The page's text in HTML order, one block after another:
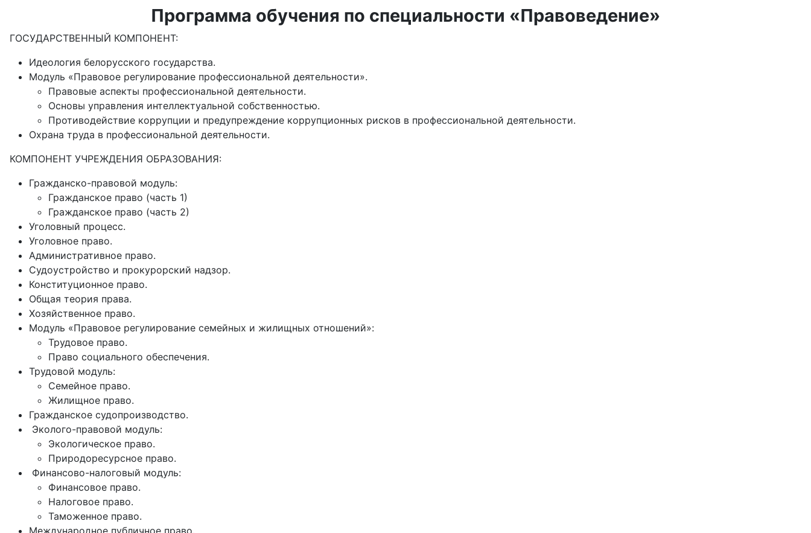
Программа обучения по специальности «Правоведение»
ГОСУДАРСТВЕННЫЙ КОМПОНЕНТ:
Идеология белорусского государства.
Модуль «Правовое регулирование профессиональной деятельности».
Правовые аспекты профессиональной деятельности.
Основы управления интеллектуальной собственностью.
Противодействие коррупции и предупреждение коррупционных рисков в профессиональной деятельности.
Охрана труда в профессиональной деятельности.
КОМПОНЕНТ УЧРЕЖДЕНИЯ ОБРАЗОВАНИЯ:
Гражданско-правовой модуль:
Гражданское право (часть 1)
Гражданское право (часть 2)
Уголовный процесс.
Уголовное право.
Административное право.
Судоустройство и прокурорский надзор.
Конституционное право.
Общая теория права.
Хозяйственное право.
Модуль «Правовое регулирование семейных и жилищных отношений»:
Трудовое право.
Право социального обеспечения.
Трудовой модуль:
Семейное право.
Жилищное право.
Гражданское судопроизводство.
Эколого-правовой модуль:
Экологическое право.
Природоресурсное право.
Финансово-налоговый модуль:
Финансовое право.
Налоговое право.
Таможенное право.